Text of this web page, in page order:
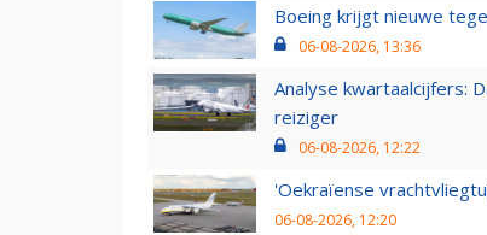
Boeing krijgt nieuwe
06-08-2026, 13:36
Analyse kwartaalcijfers:
reiziger
06-08-2026, 12:22
'Oekraïense
06-08-2026, 12:20